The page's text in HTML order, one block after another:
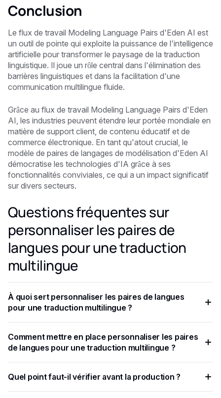
Conclusion
Le flux de travail Modeling Language Pairs d'Eden AI est
un outil de pointe qui exploite la puissance de l'intelligence
artificielle pour transformer le paysage de la traduction
linguistique. Il joue un rôle central dans l'élimination des
barrières linguistiques et dans la facilitation d'une
communication multilingue fluide.
Grâce au flux de travail Modeling Language Pairs d'Eden
AI, les industries peuvent étendre leur portée mondiale en
matière de support client, de contenu éducatif et de
commerce électronique. En tant qu'atout crucial, le
modèle de paires de langages de modélisation d'Eden AI
démocratise les technologies d'IA grâce à ses
fonctionnalités conviviales, ce qui a un impact significatif
sur divers secteurs.
Questions fréquentes sur
personnaliser les paires de
langues pour une traduction
multilingue
À quoi sert personnaliser les paires de langues
pour une traduction multilingue ?
langues, ce qui vous permet de sélectionner à la fois la
langue source et la langue cible.
Comment mettre en place personnaliser les paires
de langues pour une traduction multilingue ?
Language Pairs d'Eden AI, vous devez créez un compte sur
Eden AI gratuitement .
Quel point faut-il vérifier avant la production ?